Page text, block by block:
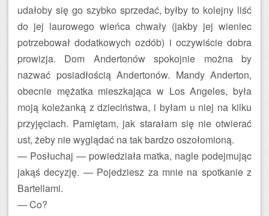
udałoby się go szybko sprzedać, byłby to kolejny liść
do jej laurowego wieńca chwały (jakby jej wieniec
potrzebował dodatkowych ozdób) i oczywiście dobra
prowizja. Dom Andertonów spokojnie można by
nazwać posiadłością Andertonów. Mandy Anderton,
obecnie mężatka mieszkająca w Los Angeles, była
moją koleżanką z dzieciństwa, i byłam u niej na kilku
przyjęciach. Pamiętam, jak starałam się nie otwierać
ust, żeby nie wyglądać na tak bardzo oszołomioną.
— Posłuchaj — powiedziała matka, nagle podejmując
jakąś decyzję. — Pojedziesz za mnie na spotkanie z
Bartellami.
— Co?